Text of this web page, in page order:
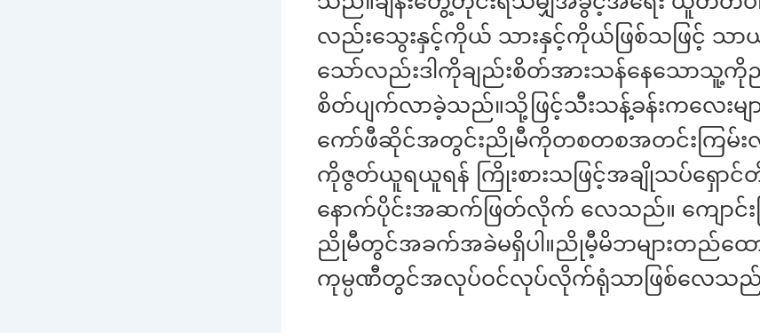
လည်းသွေးနှင့်ကိုယ် သားနှင့်ကိုယ်ဖြစ်သဖြင့် သာ
သော်လည်းဒါကိုချည်းစိတ်အားသန်နေသောသူ့
စိတ်ပျက်လာခဲ့သည်။သို့ဖြင့်သီးသန့်ခန်းကလေးမျာ
ကော်ဖီဆိုင်အတွင်းညိုမီကိုတစတစအတင်းကြမ်းလ
ကိုဇွတ်ယူရယူရန် ကြိုးစားသဖြင့်အချိုသပ်ရှောင်
နောက်ပိုင်းအဆက်ဖြတ်လိုက် လေသည်။ ကျောင်းပ
ညိုမီတွင်အခက်အခဲမရှိပါ။ညိုမီ့မိဘများတည်ထေ
ကုမ္ပဏီတွင်အလုပ်ဝင်လုပ်လိုက်ရုံသာဖြစ်လေသည်